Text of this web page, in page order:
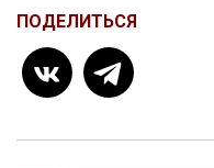
ПОДЕЛИТЬСЯ